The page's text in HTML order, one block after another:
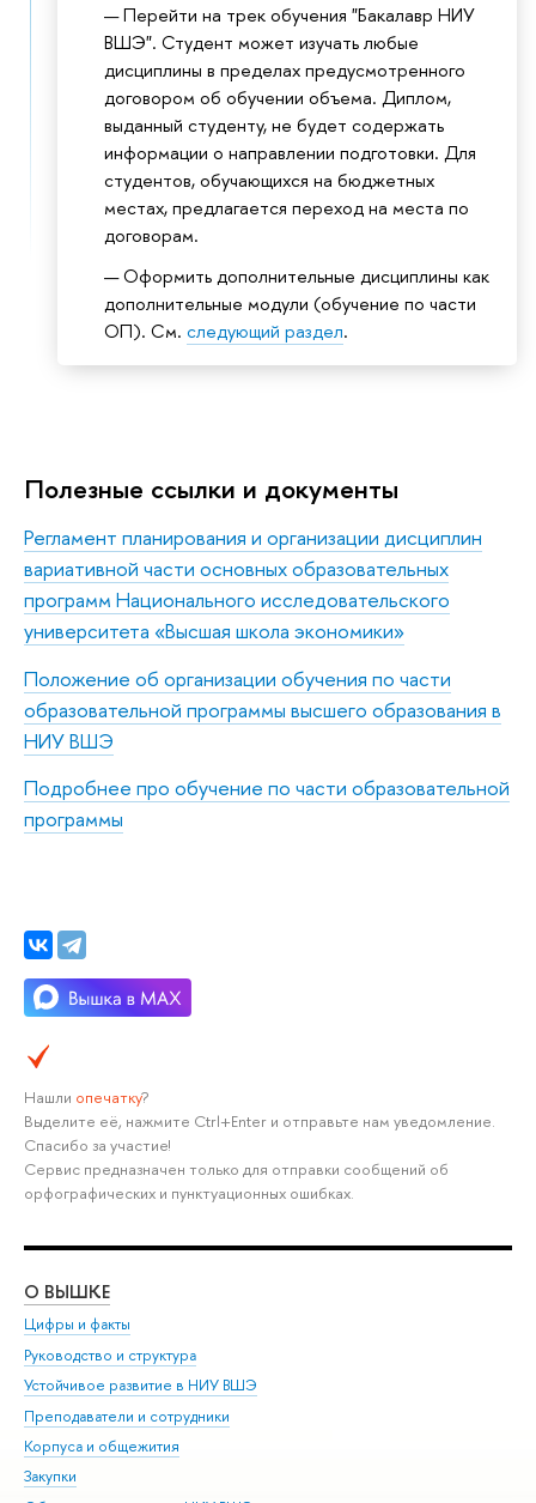
Перейти на трек обучения "Бакалавр НИУ
ВШЭ". Студент может изучать любые
дисциплины в пределах предусмотренного
договором об обучении объема. Диплом,
выданный студенту, не будет содержать
информации о направлении подготовки. Для
студентов, обучающихся на бюджетных
местах, предлагается переход на места по
договорам.
Оформить дополнительные дисциплины как
дополнительные модули (обучение по части
ОП). См. следующий раздел.
Полезные ссылки и документы
Регламент планирования и организации дисциплин
вариативной части основных образовательных
программ Национального исследовательского
университета «Высшая школа экономики»
Положение об организации обучения по части
образовательной программы высшего образования в
НИУ ВШЭ
Подробнее про обучение по части образовательной
программы
Нашли опечатку?
Выделите её, нажмите Ctrl+Enter и отправьте нам уведомление.
Спасибо за участие!
Сервис предназначен только для отправки сообщений об
орфографических и пунктуационных ошибках.
О ВЫШКЕ
Цифры и факты
Руководство и структура
Устойчивое развитие в НИУ ВШЭ
Преподаватели и сотрудники
Корпуса и общежития
Закупки